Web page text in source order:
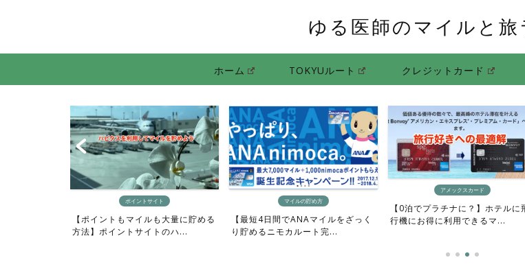
ゆる医師のマイルと旅
ホーム TOKYUルート クレジットカード
マイルの貯め方
【最短4日間でANAマイルをざっく
り貯めるニモカルート完...
アメックスカード
【0泊でプラチナに？】ホテルに飛
行機にお得に利用できるマ...
【マイルが大量に欲しい人向け】